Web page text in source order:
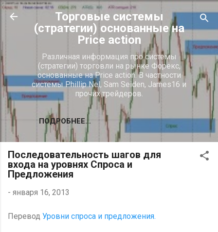
К основному контенту
Торговые системы
(стратегии) основанные на
Price action
Различная информация про системы
(стратегии) торговли на рынке Форекс,
основанные на Price action. В частности
системы Phillip Nel, Sam Seiden, James16 и
прочих трейдеров.
ПОДРОБНЕЕ…
Последовательность шагов для
входа на уровнях Спроса и
Предложения
- января 16, 2013
Перевод Уровни спроса и предложения.